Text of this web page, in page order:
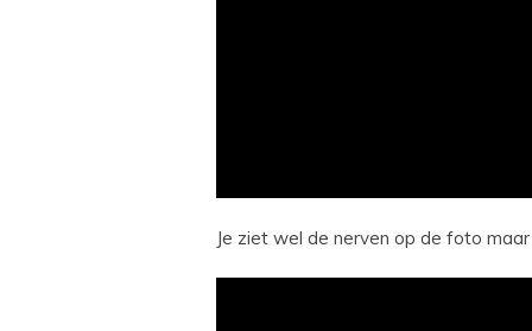
Je ziet wel de nerven op de foto